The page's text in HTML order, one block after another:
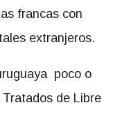
francas con
extranjeros.
poco o
de Libre